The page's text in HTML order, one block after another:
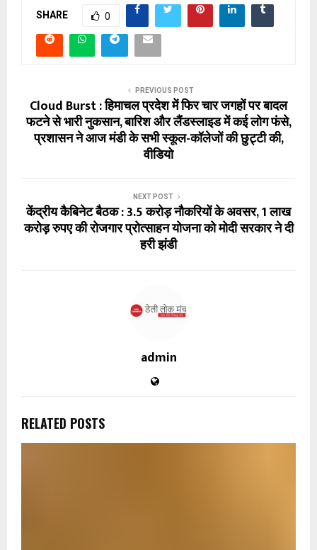
SHARE 0
PREVIOUS POST
Cloud Burst : हिमाचल प्रदेश में फिर चार जगहों पर बादल
फटने से भारी नुकसान, बारिश और लैंडस्लाइड में कई लोग फंसे,
प्रशासन ने आज मंडी के सभी स्कूल-कॉलेजों की छुट्टी की,
वीडियो
NEXT POST
केंद्रीय कैबिनेट बैठक : 3.5 करोड़ नौकरियों के अवसर, 1 लाख
करोड़ रुपए की रोजगार प्रोत्साहन योजना को मोदी सरकार ने दी
हरी झंडी
admin
RELATED POSTS